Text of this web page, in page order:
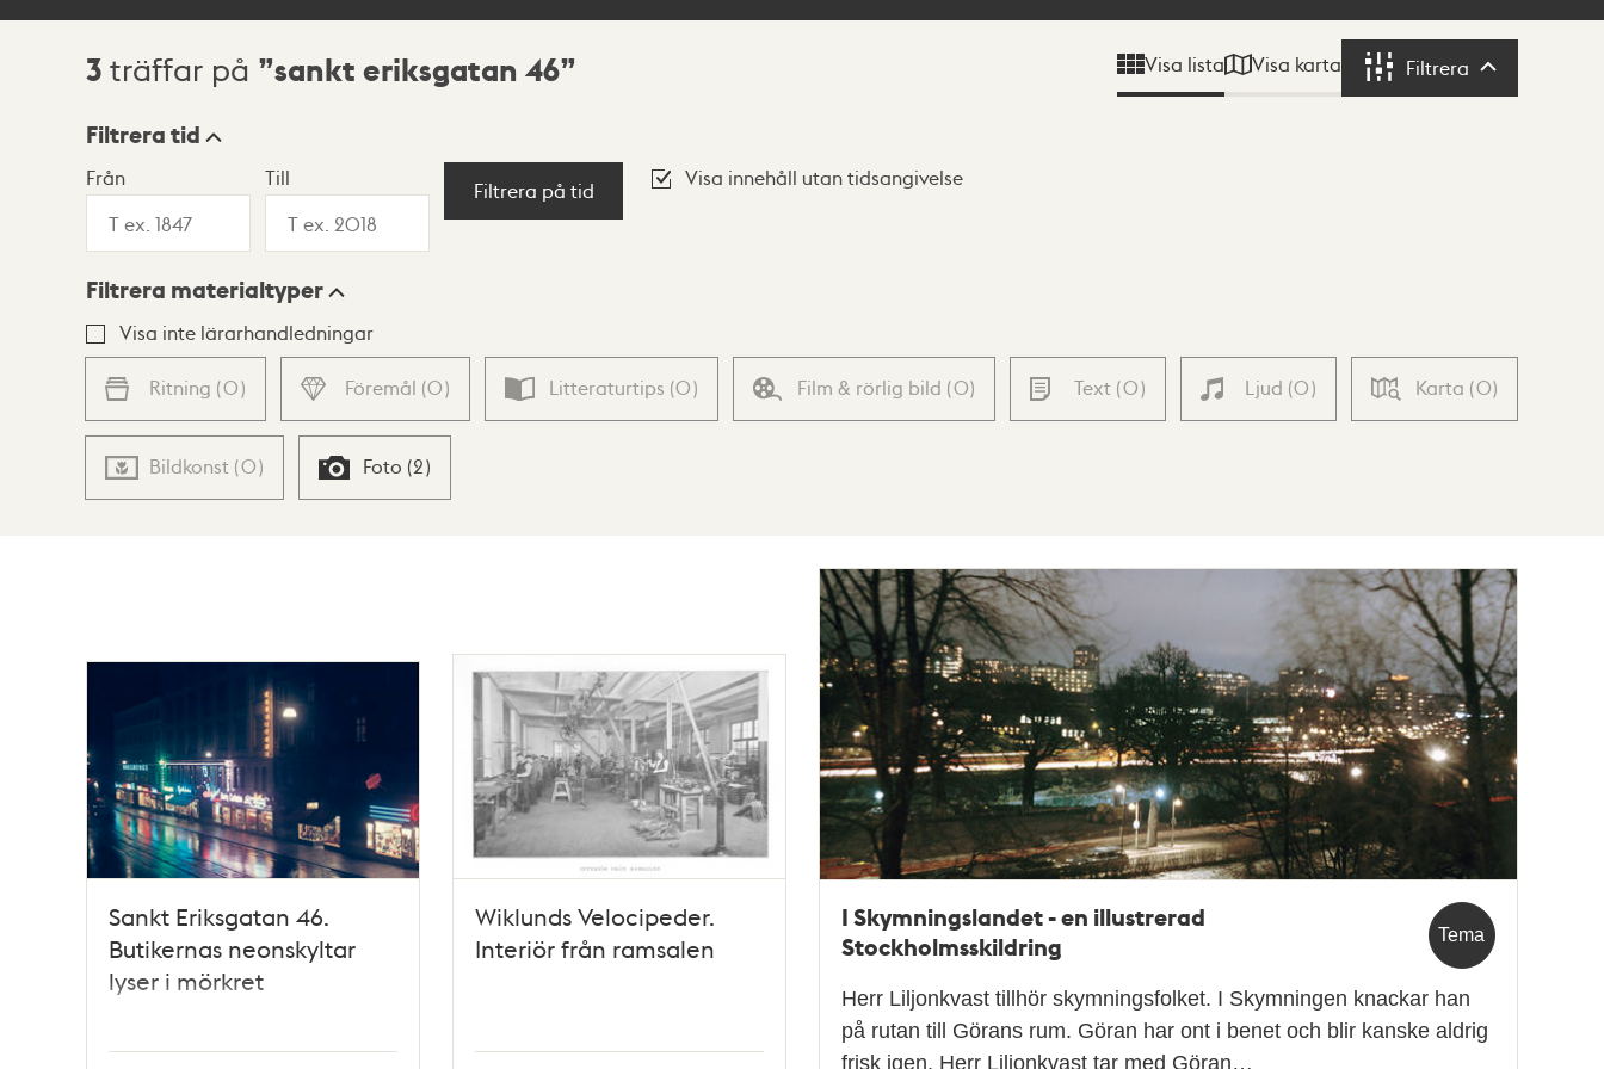
Sökresultat
3 träffar på sankt eriksgatan 46 Visa lista Visa karta Filtrera Filtrera
Visningsläge
Lista Karta
Filtrera tid
Från Till
Filtrera på tid
Visa innehåll utan tidsangivelse
Filtrera materialtyper
Visa inte lärarhandledningar
Ritning (0) Föremål (0) Litteraturtips (0) Film & rörlig bild (0) Text (0) Ljud (0) Karta (0)
Bildkonst (0) Foto (2)
Sankt Eriksgatan 46.
Butikernas neonskyltar
lyser i mörkret
Wiklunds Velocipeder.
Interiör från ramsalen
Tema
I Skymningslandet - en illustrerad
Stockholmsskildring
Herr Liljonkvast tillhör skymningsfolket. I Skymningen knackar han
på rutan till Görans rum. Göran har ont i benet och blir kanske aldrig
frisk igen. Herr Liljonkvast tar med Göran…